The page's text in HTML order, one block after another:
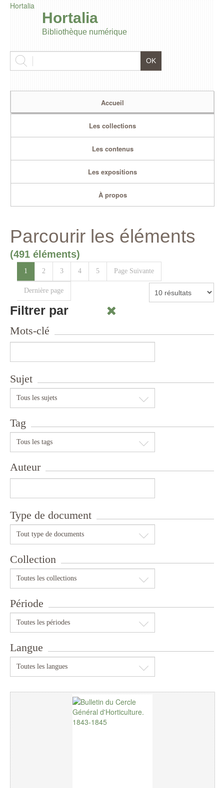
Hortalia
Hortalia
Bibliothèque numérique
Accueil
Les collections
Les contenus
Les expositions
À propos
Parcourir les éléments
(491 éléments)
1 2 3 4 5 Page Suivante
Dernière page
Filtrer par
Mots-clé
Sujet
Tous les sujets
Tag
Tous les tags
Auteur
Type de document
Tout type de documents
Collection
Toutes les collections
Période
Toutes les périodes
Langue
Toutes les langues